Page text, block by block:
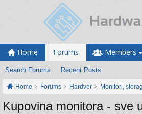
Home Forums
Search Forums Recent Posts
Members
Home Forums Hardver Monitori,
Kupovina monitora - sve